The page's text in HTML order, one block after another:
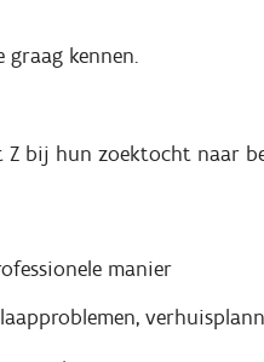
kennen.
bij hun zoektocht naar
manier